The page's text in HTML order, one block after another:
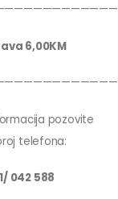
6,00KM
pozovite
telefona:
042 588